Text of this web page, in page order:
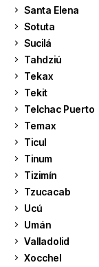
Santa Elena
Sotuta
Sucilá
Tahdziú
Tekax
Tekit
Telchac Puerto
Temax
Ticul
Tinum
Tizimín
Tzucacab
Ucú
Umán
Valladolid
Xocchel